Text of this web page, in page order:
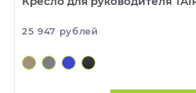
25 947 рублей